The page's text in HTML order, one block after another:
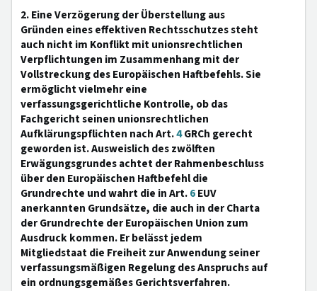
2. Eine Verzögerung der Überstellung aus
Gründen eines effektiven Rechtsschutzes steht
auch nicht im Konflikt mit unionsrechtlichen
Verpflichtungen im Zusammenhang mit der
Vollstreckung des Europäischen Haftbefehls. Sie
ermöglicht vielmehr eine
verfassungsgerichtliche Kontrolle, ob das
Fachgericht seinen unionsrechtlichen
Aufklärungspflichten nach Art.4GRCh gerecht
geworden ist. Ausweislich des zwölften
Erwägungsgrundes achtet der Rahmenbeschluss
über den Europäischen Haftbefehl die
Grundrechte und wahrt die in Art.6EUV
anerkannten Grundsätze, die auch in der Charta
der Grundrechte der Europäischen Union zum
Ausdruck kommen. Er belässt jedem
Mitgliedstaat die Freiheit zur Anwendung seiner
verfassungsmäßigen Regelung des Anspruchs auf
ein ordnungsgemäßes Gerichtsverfahren.